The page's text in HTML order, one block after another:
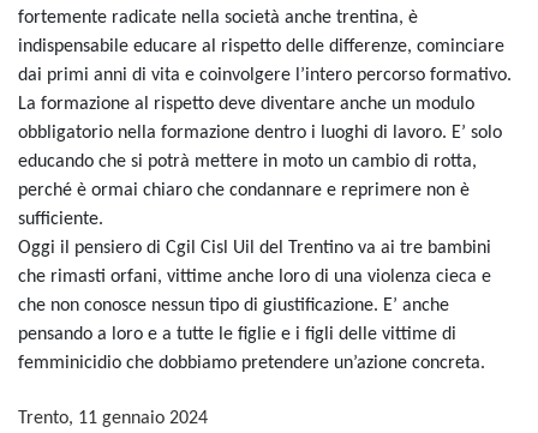
fortemente radicate nella società anche trentina, è
indispensabile educare al rispetto delle differenze, cominciare
dai primi anni di vita e coinvolgere l’intero percorso formativo.
La formazione al rispetto deve diventare anche un modulo
obbligatorio nella formazione dentro i luoghi di lavoro. E’ solo
educando che si potrà mettere in moto un cambio di rotta,
perché è ormai chiaro che condannare e reprimere non è
sufficiente.
Oggi il pensiero di Cgil Cisl Uil del Trentino va ai tre bambini
che rimasti orfani, vittime anche loro di una violenza cieca e
che non conosce nessun tipo di giustificazione. E’ anche
pensando a loro e a tutte le figlie e i figli delle vittime di
femminicidio che dobbiamo pretendere un’azione concreta.
Trento, 11 gennaio 2024